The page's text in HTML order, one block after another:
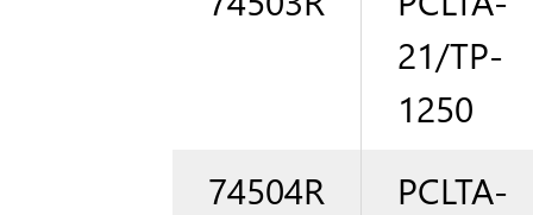
21/TP-
1250
74504R
PCLTA-